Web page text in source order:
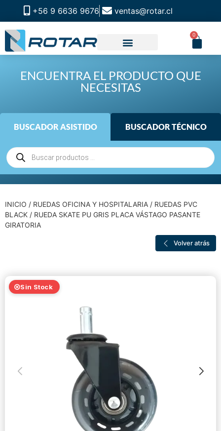
+56 9 6636 9676 ventas@rotar.cl
0
ENCUENTRA EL PRODUCTO QUE
NECESITAS
BUSCADOR ASISTIDO BUSCADOR TÉCNICO
INICIO / RUEDAS OFICINA Y HOSPITALARIA / RUEDAS PVC
BLACK / RUEDA SKATE PU GRIS PLACA VÁSTAGO PASANTE
GIRATORIA
Volver atrás
Sin Stock